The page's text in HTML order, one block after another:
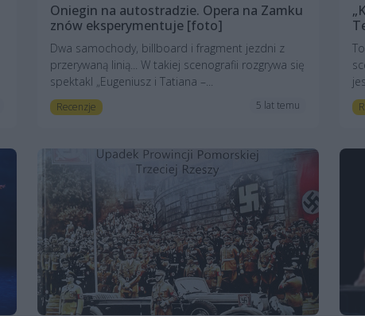
Oniegin na autostradzie. Opera na Zamku
znów eksperymentuje [foto]
Dwa samochody, billboard i fragment jezdni z
przerywaną linią... W takiej scenografii rozgrywa się
spektakl „Eugeniusz i Tatiana –...
Recenzje 5 lat temu